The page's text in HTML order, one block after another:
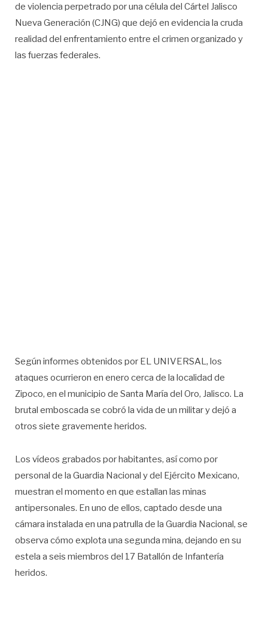
de violencia perpetrado por una célula del Cártel Jalisco
Nueva Generación (CJNG) que dejó en evidencia la cruda
realidad del enfrentamiento entre el crimen organizado y
las fuerzas federales.
Según informes obtenidos por EL UNIVERSAL, los
ataques ocurrieron en enero cerca de la localidad de
Zipoco, en el municipio de Santa María del Oro, Jalisco. La
brutal emboscada se cobró la vida de un militar y dejó a
otros siete gravemente heridos.
Los vídeos grabados por habitantes, así como por
personal de la Guardia Nacional y del Ejército Mexicano,
muestran el momento en que estallan las minas
antipersonales. En uno de ellos, captado desde una
cámara instalada en una patrulla de la Guardia Nacional, se
observa cómo explota una segunda mina, dejando en su
estela a seis miembros del 17 Batallón de Infantería
heridos.